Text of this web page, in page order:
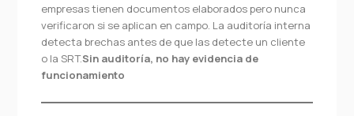
empresas tienen documentos elaborados pero nunca
verificaron si se aplican en campo. La auditoría interna
detecta brechas antes de que las detecte un cliente
o la SRT.Sin auditoría, no hay evidencia de
funcionamiento